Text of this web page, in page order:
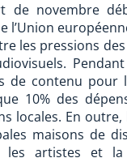
de novembre
l’Union
les pressions
de contenu pour
10% des
locales. En
maisons de
les artistes et la